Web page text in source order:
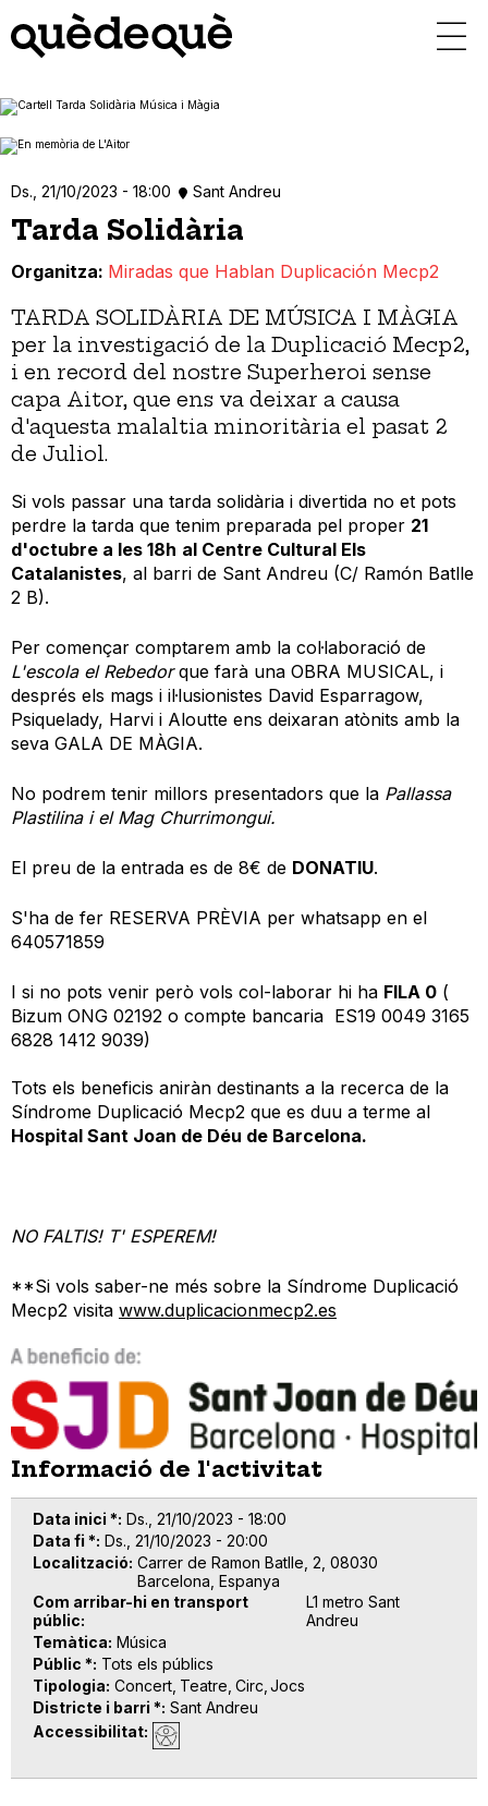
contingut
Ds., 21/10/2023 - 18:00 Sant Andreu
Tarda Solidària
Organitza Miradas que Hablan Duplicación Mecp2
TARDA SOLIDÀRIA DE MÚSICA I MÀGIA
per la investigació de la Duplicació Mecp2,
i en record del nostre Superheroi sense
capa Aitor, que ens va deixar a causa
d'aquesta malaltia minoritària el pasat 2
de Juliol.
Si vols passar una tarda solidària i divertida no et pots
perdre la tarda que tenim preparada pel proper 21
d'octubre a les 18h al Centre Cultural Els
Catalanistes, al barri de Sant Andreu (C/ Ramón Batlle
2 B).
Per començar comptarem amb la col·laboració de
L'escola el Rebedorque farà una OBRA MUSICAL, i
després els mags i il·lusionistes David Esparragow,
Psiquelady, Harvi i Aloutte ens deixaran atònits amb la
seva GALA DE MÀGIA.
No podrem tenir millors presentadors que la Pallassa
Plastilina i el Mag Churrimongui.
El preu de la entrada es de 8€ de DONATIU.
S'ha de fer RESERVA PRÈVIA per whatsapp en el
640571859
I si no pots venir però vols col-laborar hi ha FILA 0 (
Bizum ONG 02192 o compte bancaria ES19 0049 3165
6828 1412 9039)
Tots els beneficis aniràn destinants a la recerca de la
Síndrome Duplicació Mecp2 que es duu a terme al
Hospital Sant Joan de Déu de Barcelona.
NO FALTIS! T' ESPEREM!
**Si vols saber-ne més sobre la Síndrome Duplicació
Mecp2 visita www.duplicacionmecp2.es
Informació de l'activitat
Data inici * Ds., 21/10/2023 - 18:00
Data fi * Ds., 21/10/2023 - 20:00
Localització Carrer de Ramon Batlle, 2, 08030
Barcelona, Espanya
Com arribar-hi en transport
públic
L1 metro Sant
Andreu
Temàtica Música
Públic * Tots els públics
Tipologia Concert Teatre Circ Jocs
Districte i barri * Sant Andreu
Accessibilitat